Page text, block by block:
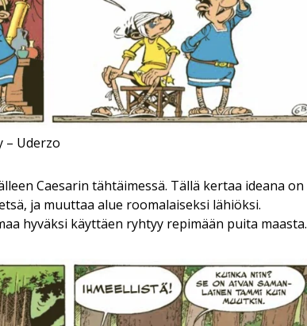
– Uderzo
Caesarin tähtäimessä. Tällä kertaa ideana on
ja muuttaa alue roomalaiseksi lähiöksi.
hyväksi käyttäen ryhtyy repimään puita maasta.